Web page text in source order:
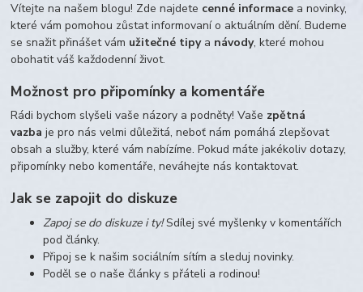
Vítejte na našem blogu! Zde najdete cenné informace a novinky,
které vám pomohou zůstat informovaní o aktuálním dění. Budeme
se snažit přinášet vám užitečné tipya návody, které mohou
obohatit váš každodenní život.
Možnost pro připomínky a komentáře
Rádi bychom slyšeli vaše názory a podněty! Vaše zpětná
vazba je pro nás velmi důležitá, neboť nám pomáhá zlepšovat
obsah a služby, které vám nabízíme. Pokud máte jakékoliv dotazy,
připomínky nebo komentáře, neváhejte nás kontaktovat.
Jak se zapojit do diskuze
Zapoj se do diskuze i ty!Sdílej své myšlenky v komentářích
pod články.
Připoj se k našim sociálním sítím a sleduj novinky.
Poděl se o naše články s přáteli a rodinou!